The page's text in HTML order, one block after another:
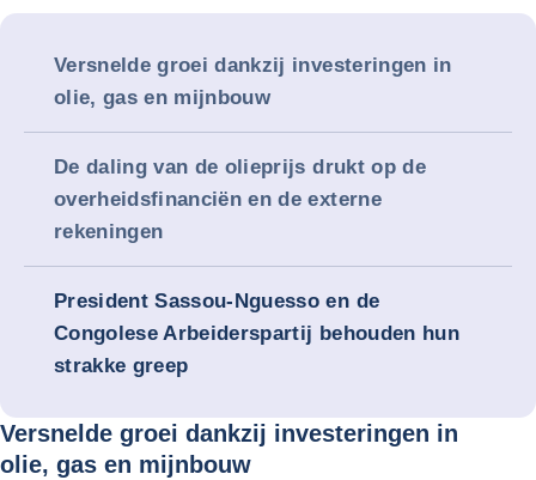
Versnelde groei dankzij investeringen in
olie, gas en mijnbouw
De daling van de olieprijs drukt op de
overheidsfinanciën en de externe
rekeningen
President Sassou-Nguesso en de
Congolese Arbeiderspartij behouden hun
strakke greep
Versnelde groei dankzij investeringen in
olie, gas en mijnbouw